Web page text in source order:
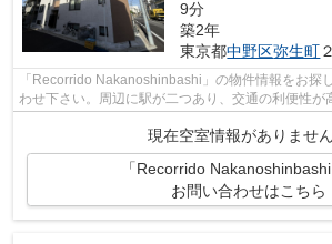
9分
築2年
東京都中野区弥生町
「Recorrido Nakanoshinbashi」の物件情報をお探
わせ下さい。周辺に駅が二つあり、交通の利便性が
現在空室情報がありません
「Recorrido
お問い合わせはこちら